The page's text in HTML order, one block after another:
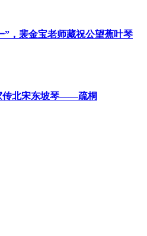
”，裴金宝老师藏祝公望蕉叶琴
传北宋东坡琴——疏桐